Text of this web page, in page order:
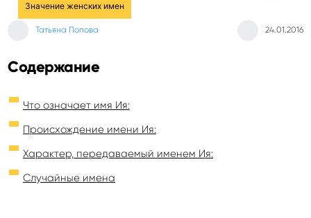
Значение женских имен
Татьяна Попова 24.01.2016
Содержание
Что означает имя Ия:
Происхождение имени Ия:
Характер, передаваемый именем Ия:
Случайные имена